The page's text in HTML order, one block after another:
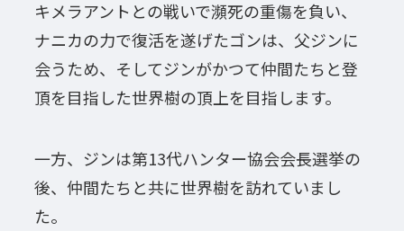
キメラアントとの戦いで瀕死の重傷を負い、
ナニカの力で復活を遂げたゴンは、父ジンに
会うため、そしてジンがかつて仲間たちと登
頂を目指した世界樹の頂上を目指します。
一方、ジンは第13代ハンター協会会長選挙の
後、仲間たちと共に世界樹を訪れていまし
た。